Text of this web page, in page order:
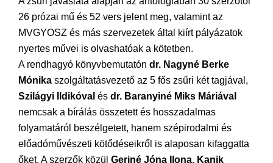
26 prózai mű és 52 vers jelent meg, valamint az
MVGYOSZ és más szervezetek által kiírt pályázatok
nyertes művei is olvashatóak a kötetben.
A rendhagyó könyvbemutatón dr. Nagyné Berke
Mónika szolgáltatásvezető az 5 fős zsűri két tagjával,
Szilágyi Ildikóval és dr. Baranyiné Miks Máriával
nemcsak a bírálás összetett és hosszadalmas
folyamatáról beszélgetett, hanem szépirodalmi és
előadóművészeti kötődéseikről is alaposan kifaggatta
őket. A szerzők közül Geriné Jóna Ilona, Kanik